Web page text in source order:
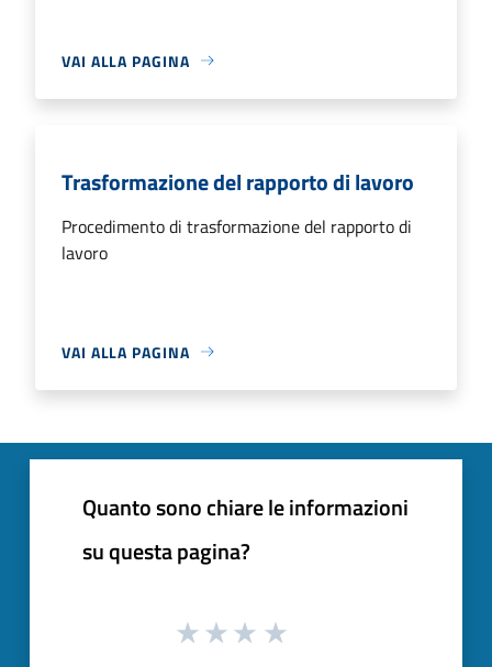
VAI ALLA PAGINA
Trasformazione del rapporto di lavoro
Procedimento di trasformazione del rapporto di
lavoro
VAI ALLA PAGINA
Quanto sono chiare le informazioni
su questa pagina?